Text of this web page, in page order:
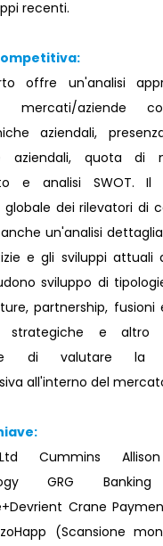
recenti.
offre un'analisi
mercati/aziende
aziendali,
aziendali, quota di
e analisi SWOT. Il
dei rilevatori di
un'analisi
e gli sviluppi attuali
sviluppo di
partnership, fusioni
strategiche e altro
di valutare la
all'interno del
Cummins
GRG Banking
Crane
(Scansione